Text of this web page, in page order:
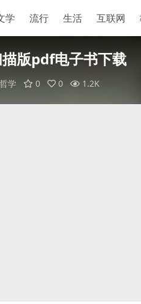
学 流行 生活 互联网
描版pdf电子书下载
学 0 0 1.2K